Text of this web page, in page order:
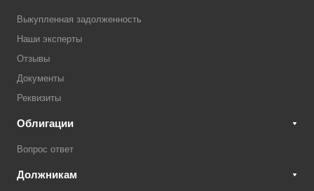
Выкупленная задолженность
Наши эксперты
Отзывы
Документы
Реквизиты
Облигации
Вопрос ответ
Должникам